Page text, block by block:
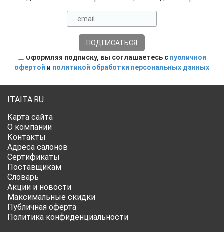
Оформляя подписку, вы соглашаетесь с публичной
офертой и политикой обработки персональных данных
ITAITA.RU
Карта сайта
О компании
Контакты
Адреса салонов
Сертификаты
Поставщикам
Словарь
Акции и новости
Максимальные скидки
Публичная оферта
Политика конфиденциальности